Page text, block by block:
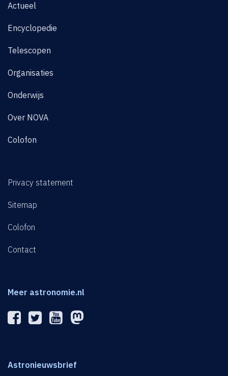
Actueel
Encyclopedie
Telescopen
Organisaties
Onderwijs
Over NOVA
Colofon
Privacy statement
Sitemap
Colofon
Contact
Meer astronomie.nl
Astronieuwsbrief